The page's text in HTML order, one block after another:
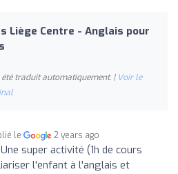
Liège Centre - Anglais pour
été traduit automatiquement. | Voir le
le 2 years ago
Une super activité (1h de cours
l'enfant à l'anglais et